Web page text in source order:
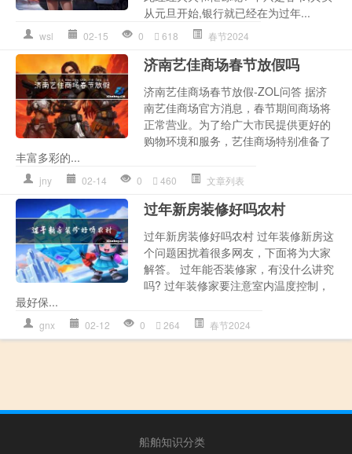
从元旦开始,银行就已经在为过年...
wsl 02-15 0 618 春节2024
济南艺佳商场春节放假吗
济南艺佳商场春节放假-ZOL问答 据济
南艺佳商场官方消息，春节期间商场将
正常营业。为了给广大市民提供更好的
购物环境和服务，艺佳商场特别准备了
丰富多彩的...
jny 02-14 0 460 文章列表
过年新房装修好吗农村
过年新房装修好吗农村 过年装修新房这
个问题困扰着很多网友，下面将为大家
解答。 过年能否装修家，有没什么讲究
吗? 过年装修家要注意室内温度控制，
最好保...
gnx 02-12 0 264 春节2024
船舶知识分类